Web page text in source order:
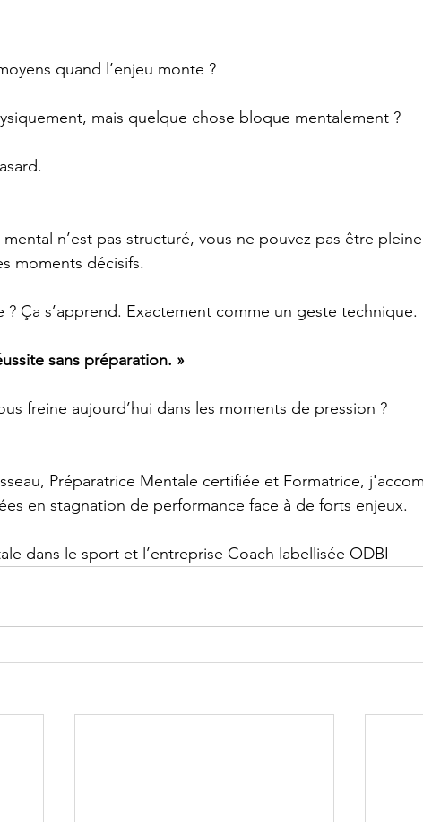
quand l’enjeu monte ?
mais quelque chose bloque mentalement ?
mental n’est pas structuré, vous ne pouvez pas être
moments décisifs.
? Ça s’apprend. Exactement comme un geste technique.
sans préparation. »
freine aujourd’hui dans les moments de pression ?
Préparatrice Mentale certifiée et Formatrice,
en stagnation de performance face à de forts enjeux.
dans le sport et l’entreprise Coach labellisée ODBI